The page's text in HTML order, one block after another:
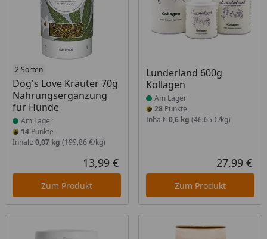
2 Sorten
Dog's Love Kräuter 70g
Nahrungsergänzung
für Hunde
Produkt am Lager
Am Lager
14 Punkte
Inhalt: 0,07 kg (199,86 €/kg)
Aktueller Preis
13,99 €
Zum Produkt
Lunderland 600g
Kollagen
Produkt am Lager
Am Lager
28Punkte
Inhalt: 0,6 kg (46,65 €/kg)
27,99 €
Zum Produkt